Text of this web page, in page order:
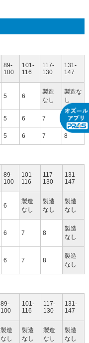
89-
100
101-
116
117-
130
131-
147
5 6
製造
なし
製造な
し
5 6 7
5 6 7 8
89-
100
101-
116
117-
130
131-
147
6
製造
なし
製造
なし
製造
なし
6 7 8
製造
なし
6 7 8
製造
なし
89-
100
101-
116
117-
130
131-
147
製造
なし
製造
なし
製造
なし
製造
なし